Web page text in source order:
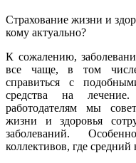
Страхование жизни и
кому актуально?
К сожалению,
все чаще, в том
справиться с
средства на
работодателям мы
жизни и здоровья
заболеваний.
коллективов, где средний